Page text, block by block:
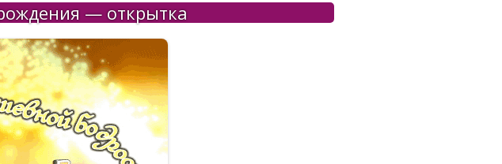
— открытка